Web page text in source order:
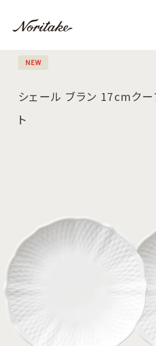
NEW
シェール ブラン 17cmクー
ト